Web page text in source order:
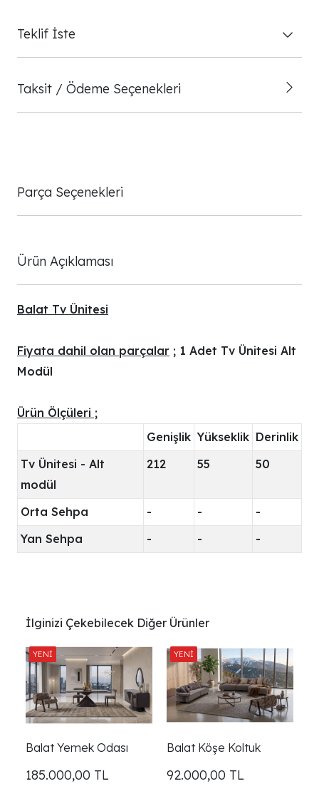
Teklif İste
Taksit / Ödeme Seçenekleri
Parça Seçenekleri
Ürün Açıklaması
Balat Tv Ünitesi
Fiyata dahil olan parçalar ; 1 Adet Tv Ünitesi Alt
Modül
Ürün Ölçüleri ;
Genişlik Yükseklik Derinlik
Tv Ünitesi - Alt
modül
212 55 50
Orta Sehpa - -
-
Yan Sehpa
- - -
İlginizi Çekebilecek Diğer Ürünler
Balat Yemek Odası
185.000,00 TL
Balat Köşe Koltuk
92.000,00 TL